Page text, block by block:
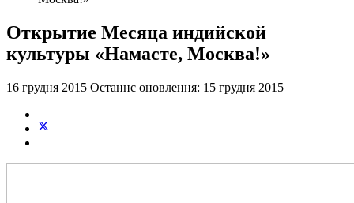
Открытие Месяца индийской
культуры «Намасте, Москва!»
16 грудня 2015 Останнє оновлення: 15 грудня 2015